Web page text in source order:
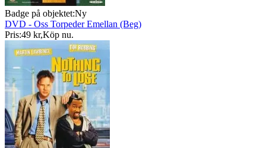
Badge på objektet:Ny
DVD - Oss Torpeder Emellan (Beg)
Pris:49 kr,Köp nu.